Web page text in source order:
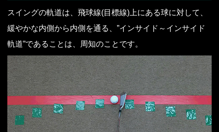
スイングの軌道は、飛球線(目標線)上にある球に対して、
緩やかな内側から内側を通る、”インサイド～インサイド
軌道”であることは、周知のことです。